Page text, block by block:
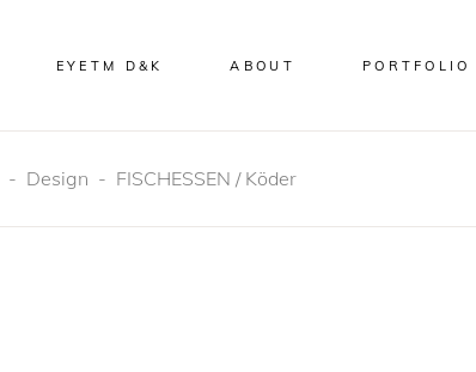
EYETM D&K ABOUT PORTFOLIO
- Design - FISCHESSEN / Köder